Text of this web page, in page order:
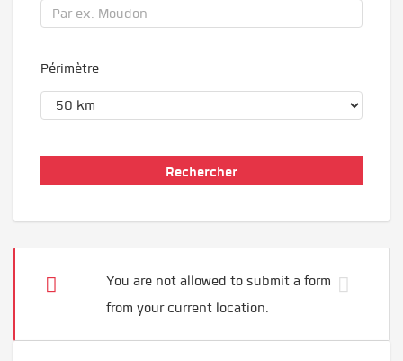
Périmètre
You are not allowed to submit a form
from your current location.